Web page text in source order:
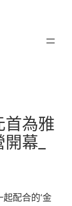
首為雅
幕_
起配合的‘金